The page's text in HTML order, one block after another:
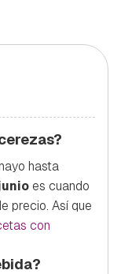
CANCELAR
hasta
es cuando
precio. Así que
con